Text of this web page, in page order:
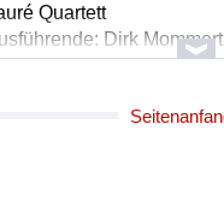
Quartett
Dirk
Erika
Konstantin